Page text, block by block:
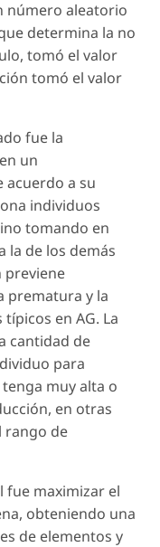
número aleatorio
determina la no
tomó el valor
tomó el valor
fue la
un
acuerdo a su
individuos
tomando en
la de los demás
previene
prematura y la
en AG. La
cantidad de
para
muy alta o
en otras
rango de
fue maximizar el
obteniendo una
de elementos y